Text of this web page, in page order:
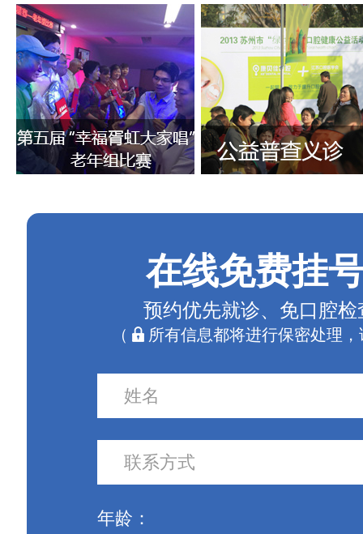
在线免费挂
预约优先就诊、免口腔检
（ 所有信息都将进行保密处理，
年龄：